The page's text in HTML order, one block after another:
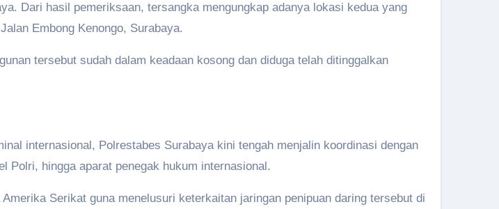
Dari hasil pemeriksaan, tersangka mengungkap adanya lokasi kedua yang
Embong Kenongo, Surabaya.
tersebut sudah dalam keadaan kosong dan diduga telah ditinggalkan
internasional, Polrestabes Surabaya kini tengah menjalin koordinasi dengan
Polri, hingga aparat penegak hukum internasional.
Serikat guna menelusuri keterkaitan jaringan penipuan daring tersebut di